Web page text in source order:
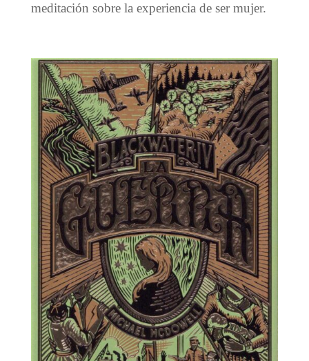
meditación sobre la experiencia de ser mujer.